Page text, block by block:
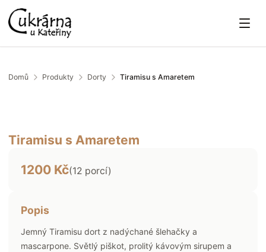
Domů Produkty Dorty Tiramisu s Amaretem
Tiramisu s Amaretem
1200 Kč(12 porcí)
Popis
Jemný Tiramisu dort z nadýchané šlehačky a
mascarpone. Světlý piškot, prolitý kávovým sirupem a